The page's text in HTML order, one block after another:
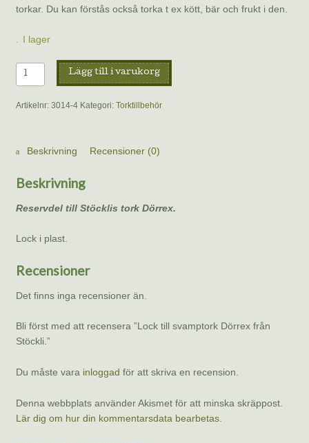
torkar. Du kan förstås också torka t ex kött, bär och frukt i den.
I lager
Lock
till
svamptork
Stöckli.
Lägg till i varukorg
Artikelnr: 3014-4 Kategori: Torktillbehör
Beskrivning Recensioner (0)
Beskrivning
Reservdel till Stöcklis tork Dörrex.
Lock i plast.
Recensioner
Det finns inga recensioner än.
Bli först med att recensera ”Lock till svamptork Dörrex från
Stöckli.”
Du måste vara inloggad för att skriva en recension.
Denna webbplats använder Akismet för att minska skräppost.
Lär dig om hur din kommentarsdata bearbetas.